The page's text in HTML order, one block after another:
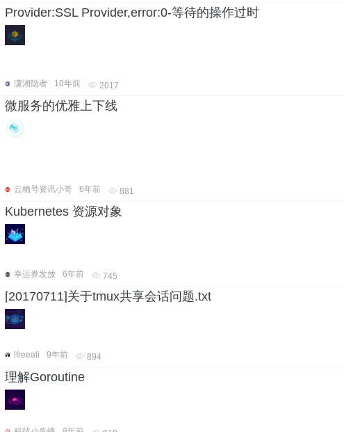
Provider:SSL Provider,error:0-等待的操作过时
潇湘隐者
10年前 2017
微服务的优雅上下线
云栖号资讯小哥
6年前 881
Kubernetes 资源对象
幸运券发放
6年前 745
[20170711]关于tmux共享会话问题.txt
lfreeali
9年前 894
理解Goroutine